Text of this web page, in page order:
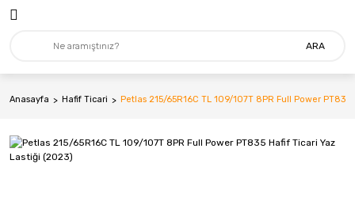
ARA
Anasayfa Hafif Ticari Petlas 215/65R16C TL 109/107T 8PR Full Power